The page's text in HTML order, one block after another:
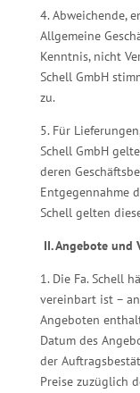
4. Abweichende,
Allgemeine
Kenntnis, nicht
Schell GmbH
zu.
5. Für
Schell GmbH
deren
Entgegennahme
Schell gelten
II. Angebote und
1. Die Fa. Schell
vereinbart ist –
Angeboten
Datum des
der
Preise zuzüglich